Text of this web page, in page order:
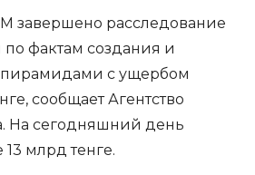
завершено расследование
по фактам создания и
с ущербом
сообщает Агентство
На сегодняшний день
млрд тенге.